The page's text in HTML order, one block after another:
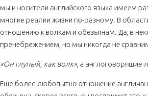
мы и носители английского языка имеем
многие реалии жизни по-разному. В
отношению к волкам и обезьянам. Да, в
пренебрежением, но мы никогда не
«Он глупый, как волк», а англоговорящие
Еще более любопытно отношение